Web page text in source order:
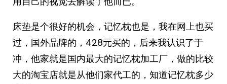
床垫是个很好的机会，记忆枕也是，我在网上也买
过，国外品牌的，428元买的，后来我认识了于
冲，他家就是国内最大的记忆枕加工厂，做的比较
大的淘宝店就是从他们家代工的，知道记忆枕多少